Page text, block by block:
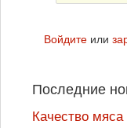
Войдите или
Последние
Качество